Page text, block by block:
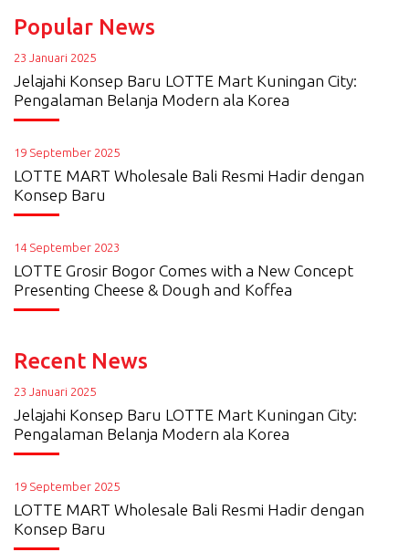
Popular News
23 Januari 2025
Jelajahi Konsep Baru LOTTE Mart Kuningan City:
Pengalaman Belanja Modern ala Korea
19 September 2025
LOTTE MART Wholesale Bali Resmi Hadir dengan
Konsep Baru
14 September 2023
LOTTE Grosir Bogor Comes with a New Concept
Presenting Cheese & Dough and Koffea
Recent News
23 Januari 2025
Jelajahi Konsep Baru LOTTE Mart Kuningan City:
Pengalaman Belanja Modern ala Korea
19 September 2025
LOTTE MART Wholesale Bali Resmi Hadir dengan
Konsep Baru